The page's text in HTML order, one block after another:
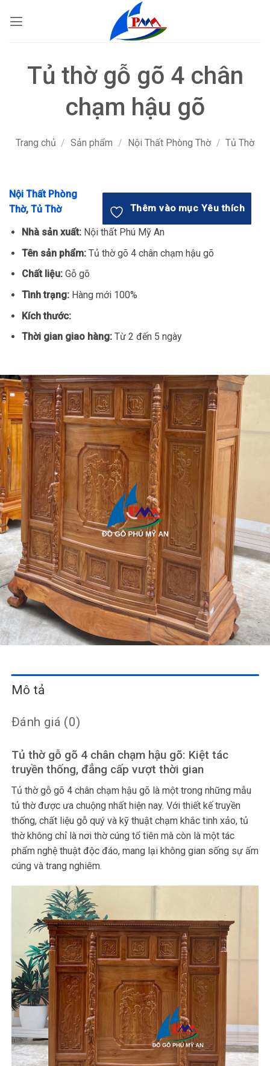
qua
Tủ thờ gỗ gõ 4 chân
chạm hậu gõ
Trang chủ / Sản phẩm / Nội Thất Phòng Thờ / Tủ Thờ
Nội Thất Phòng
Thờ, Tủ Thờ Thêm vào mục Yêu thích
Nhà sản xuất:Nội thất Phú Mỹ An
Tên sản phẩm:Tủ thờ gõ 4 chân chạm hậu gõ
Chất liệu:Gỗ gõ
Tình trạng:Hàng mới 100%
Kích thước:
Thời gian giao hàng:Từ 2 đến 5 ngày
Mô tả
Đánh giá (0)
Tủ thờ gỗ gõ 4 chân chạm hậu gõ: Kiệt tác
truyền thống, đẳng cấp vượt thời gian
Tủ thờ gỗ gõ 4 chân chạm hậu gõ là một trong những mẫu
tủ thờ được ưa chuộng nhất hiện nay. Với thiết kế truyền
thống, chất liệu gỗ quý và kỹ thuật chạm khắc tinh xảo, tủ
thờ không chỉ là nơi thờ cúng tổ tiên mà còn là một tác
phẩm nghệ thuật độc đáo, mang lại không gian sống sự ấm
cúng và trang nghiêm.